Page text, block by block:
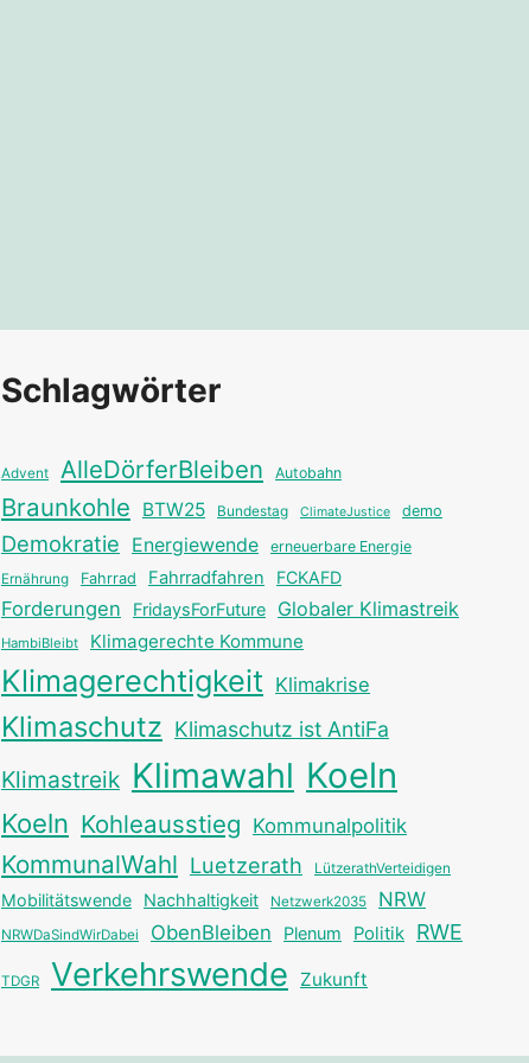
Schlagwörter
Advent AlleDörferBleiben Autobahn
Braunkohle BTW25 Bundestag ClimateJustice demo
Demokratie Energiewende erneuerbare Energie
Ernährung Fahrrad Fahrradfahren FCKAFD
Forderungen FridaysForFuture Globaler Klimastreik
HambiBleibt Klimagerechte Kommune
Klimagerechtigkeit Klimakrise
Klimaschutz Klimaschutz ist AntiFa
Klimastreik Klimawahl Koeln
Koeln Kohleausstieg Kommunalpolitik
KommunalWahl Luetzerath LützerathVerteidigen
Mobilitätswende Nachhaltigkeit Netzwerk2035 NRW
NRWDaSindWirDabei ObenBleiben Plenum Politik RWE
TDGR Verkehrswende Zukunft